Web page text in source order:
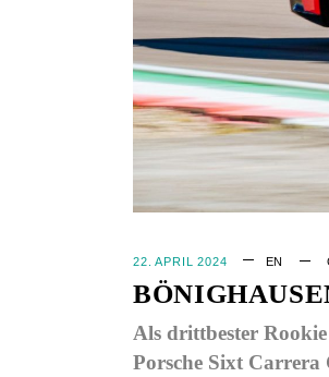
22. APRIL 2024 EN
Als drittbester
Porsche Sixt Carrera